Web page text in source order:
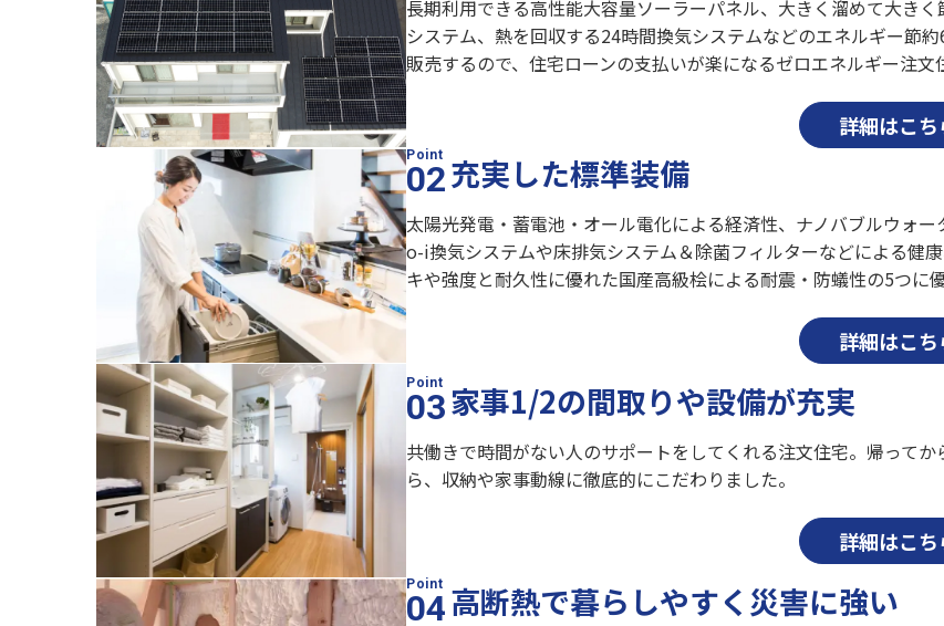
長期利用できる高性能大容量ソーラーパネル、大きく溜めて大き
システム、熱を回収する24時間換気システムなどのエネルギー節
販売するので、住宅ローンの支払いが楽になるゼロエネルギー注文
詳細はこち
充実した標準装備
太陽光発電・蓄電池・オール電化による経済性、ナノバブルウォ
o-i換気システムや床排気システム＆除菌フィルターなどによる健
キや強度と耐久性に優れた国産高級桧による耐震・防蟻性の5つに
詳細はこち
家事1/2の間取りや設備が充実
共働きで時間がない人のサポートをしてくれる注文住宅。帰って
ら、収納や家事動線に徹底的にこだわりました。
詳細はこち
高断熱で暮らしやすく災害に強い